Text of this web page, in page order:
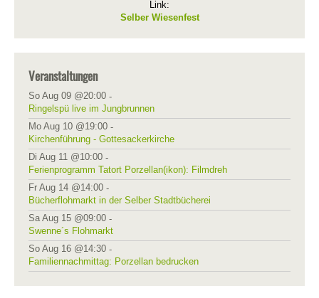
Link:
Selber Wiesenfest
Veranstaltungen
So Aug 09 @20:00 -
Ringelspü live im Jungbrunnen
Mo Aug 10 @19:00 -
Kirchenführung - Gottesackerkirche
Di Aug 11 @10:00 -
Ferienprogramm Tatort Porzellan(ikon): Filmdreh
Fr Aug 14 @14:00 -
Bücherflohmarkt in der Selber Stadtbücherei
Sa Aug 15 @09:00 -
Swenne´s Flohmarkt
So Aug 16 @14:30 -
Familiennachmittag: Porzellan bedrucken